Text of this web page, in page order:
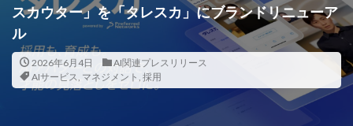
スカウター」を「タレスカ」にブランドリニューア
ル
2026年6月4日
AI関連プレスリリース
AIサービス, マネジメント , 採用